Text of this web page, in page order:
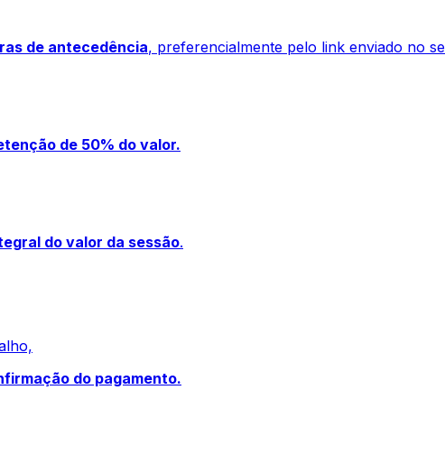
de antecedência, preferencialmente pelo link enviado no
de 50% do valor.
do valor da sessão.
do pagamento.